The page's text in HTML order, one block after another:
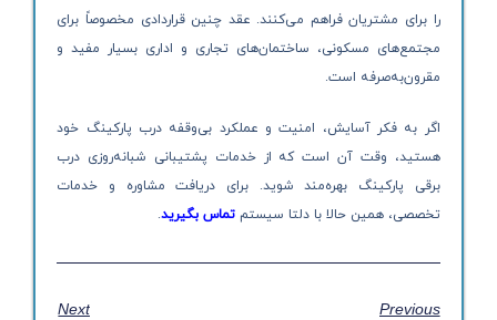
را برای مشتریان فراهم می‌کنند. عقد چنین قراردادی مخصوصاً برای
مجتمع‌های مسکونی، ساختمان‌های تجاری و اداری بسیار مفید و
مقرون‌به‌صرفه است.
اگر به فکر آسایش، امنیت و عملکرد بی‌وقفه درب پارکینگ خود
هستید، وقت آن است که از خدمات پشتیبانی شبانه‌روزی درب
برقی پارکینگ بهره‌مند شوید. برای دریافت مشاوره و خدمات
تخصصی، همین حالا با دلتا سیستمتماس بگیرید.
Previous
Next